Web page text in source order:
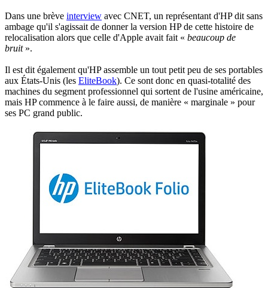
Dans une brève interview avec CNET, un représentant d'HP dit sans
ambage qu'il s'agissait de donner la version HP de cette histoire de
relocalisation alors que celle d'Apple avait fait « beaucoup de
bruit».
Il est dit également qu'HP assemble un tout petit peu de ses portables
aux États-Unis (les EliteBook). Ce sont donc en quasi-totalité des
machines du segment professionnel qui sortent de l'usine américaine,
mais HP commence à le faire aussi, de manière « marginale » pour
ses PC grand public.